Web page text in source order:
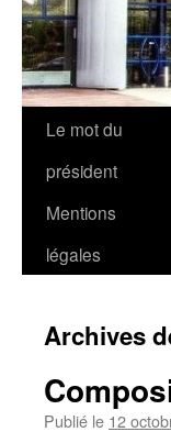
Le mot du
président
Mentions
légales
Archives
Publié le 12